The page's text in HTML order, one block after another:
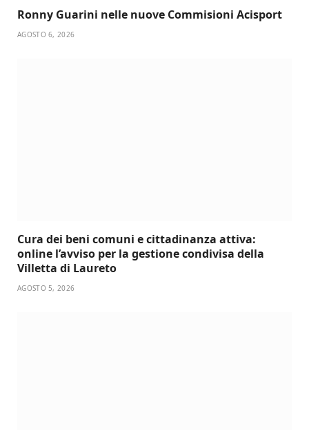
Ronny Guarini nelle nuove Commisioni Acisport
AGOSTO 6, 2026
Cura dei beni comuni e cittadinanza attiva:
online l’avviso per la gestione condivisa della
Villetta di Laureto
AGOSTO 5, 2026